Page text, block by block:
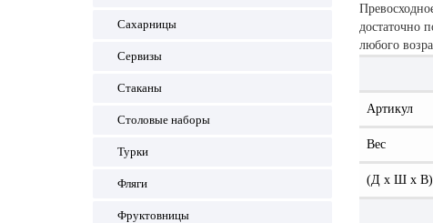
Сахарницы
Сервизы
Стаканы
Столовые наборы
Турки
Фляги
Фруктовницы
достаточно
любого
Артикул
Вес
(Д x Ш x В)